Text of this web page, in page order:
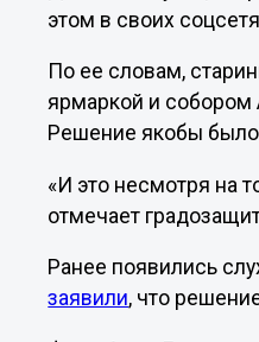
этом в своих
По ее словам,
ярмаркой и собором
Решение якобы было
«И это несмотря на
отмечает
Ранее появились
заявили, что